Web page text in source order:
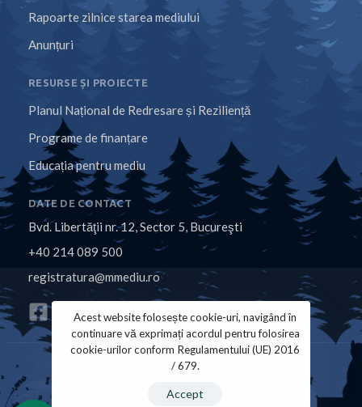
Rapoarte zilnice starea mediului
Anunțuri
RESURSE ȘI PROIECTE
Planul Național de Redresare și Reziliență
Programe de finanțare
Educația pentru mediu
DATE DE CONTACT
Bvd. Libertăţii nr. 12, Sector 5, Bucureşti
+40 214 089 500
registratura@mmediu.ro
Acest website folosește cookie-uri, navigând în
continuare vă exprimați acordul pentru folosirea
cookie-urilor conform Regulamentului (UE) 2016
/ 679.
Accept